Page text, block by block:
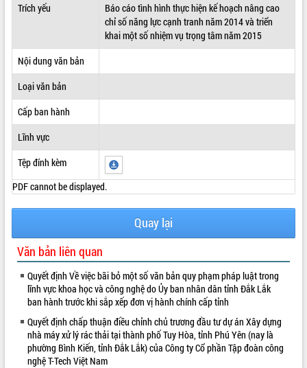
VĂN BẢN HĐND TỈNH
QUY HOẠCH - KẾ HOẠCH
VIDEO
Trích yếu
Báo cáo tình hình thực hiện kế hoạch nâng cao
chỉ số năng lực cạnh tranh năm 2014 và triển
khai một số nhiệm vụ trọng tâm năm 2015
Nội dung văn bản
Loại văn bản
Cấp ban hành
Lĩnh vực
Tệp đính kèm
PDF cannot be displayed.
Quay lại
Văn bản liên quan
Quyết định Về việc bãi bỏ một số văn bản quy phạm pháp luật trong
lĩnh vực khoa học và công nghệ do Ủy ban nhân dân tỉnh Đắk Lắk
ban hành trước khi sắp xếp đơn vị hành chính cấp tỉnh
Quyết định chấp thuận điều chỉnh chủ trương đầu tư dự án Xây dựng
nhà máy xử lý rác thải tại thành phố Tuy Hòa, tỉnh Phú Yên (nay là
phường Bình Kiến, tỉnh Đắk Lắk) của Công ty Cổ phần Tập đoàn công
nghệ T-Tech Việt Nam